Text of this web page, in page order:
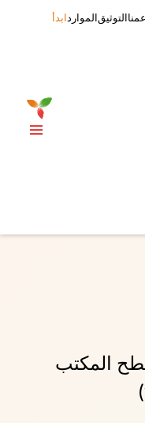
ابدأ الموارد التوثيق
المكتب